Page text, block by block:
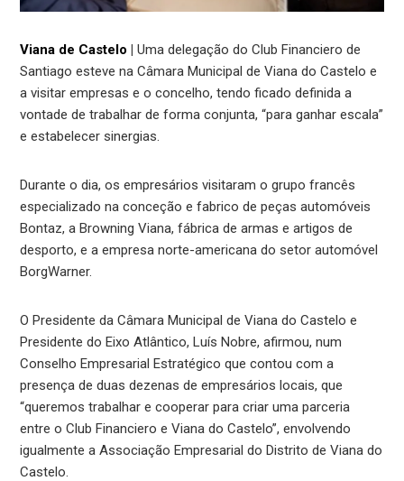
Viana de Castelo | Uma delegação do Club Financiero de
Santiago esteve na Câmara Municipal de Viana do Castelo e
a visitar empresas e o concelho, tendo ficado definida a
vontade de trabalhar de forma conjunta, “para ganhar escala”
e estabelecer sinergias.
Durante o dia, os empresários visitaram o grupo francês
especializado na conceção e fabrico de peças automóveis
Bontaz, a Browning Viana, fábrica de armas e artigos de
desporto, e a empresa norte-americana do setor automóvel
BorgWarner.
O Presidente da Câmara Municipal de Viana do Castelo e
Presidente do Eixo Atlântico, Luís Nobre, afirmou, num
Conselho Empresarial Estratégico que contou com a
presença de duas dezenas de empresários locais, que
“queremos trabalhar e cooperar para criar uma parceria
entre o Club Financiero e Viana do Castelo”, envolvendo
igualmente a Associação Empresarial do Distrito de Viana do
Castelo.